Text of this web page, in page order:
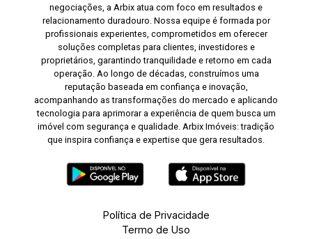
negociações, a Arbix atua com foco em resultados e
relacionamento duradouro. Nossa equipe é formada por
profissionais experientes, comprometidos em oferecer
soluções completas para clientes, investidores e
proprietários, garantindo tranquilidade e retorno em cada
operação. Ao longo de décadas, construímos uma
reputação baseada em confiança e inovação,
acompanhando as transformações do mercado e aplicando
tecnologia para aprimorar a experiência de quem busca um
imóvel com segurança e qualidade. Arbix Imóveis: tradição
que inspira confiança e expertise que gera resultados.
Política de Privacidade
Termo de Uso